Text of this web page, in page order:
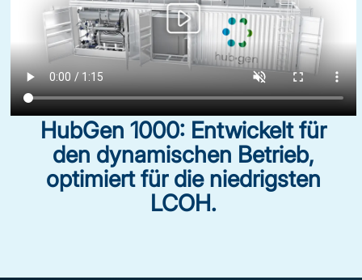
HubGen 1000: Entwickelt für
den dynamischen Betrieb,
optimiert für die niedrigsten
LCOH.